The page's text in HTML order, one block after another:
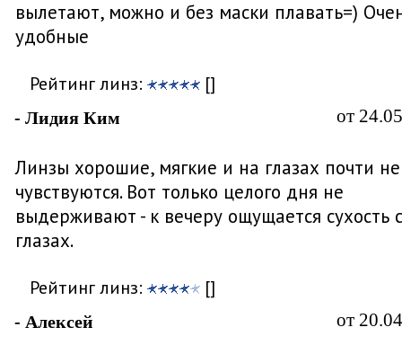
вылетают, можно и без маски плавать=)
удобные
Рейтинг линз: []
- Лидия Ким от
Линзы хорошие, мягкие и на глазах почти не
чувствуются. Вот только целого дня не
выдерживают - к вечеру ощущается сухость с
глазах.
Рейтинг линз: []
- Алексей от